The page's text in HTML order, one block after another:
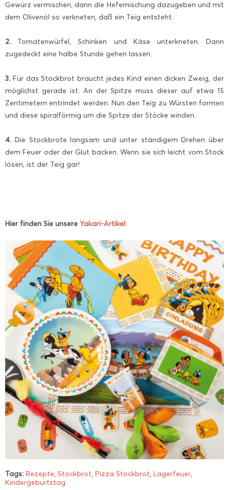
Gewürz vermischen, dann die Hefemischung dazugeben und mit
dem Olivenöl so verkneten, daß ein Teig entsteht.
2. Tomatenwürfel, Schinken und Käse unterkneten. Dann
zugedeckt eine halbe Stunde gehen lassen.
3. Für das Stockbrot braucht jedes Kind einen dicken Zweig, der
möglichst gerade ist. An der Spitze muss dieser auf etwa 15
Zentimetern entrindet werden. Nun den Teig zu Würsten formen
und diese spiralförmig um die Spitze der Stöcke winden.
4. Die Stockbrote langsam und unter ständigem Drehen über
dem Feuer oder der Glut backen. Wenn sie sich leicht vom Stock
lösen, ist der Teig gar!
Hier finden Sie unsere Yakari-Artikel:
Tags: Rezepte, Stockbrot, Pizza Stockbrot, Lagerfeuer,
Kindergeburtstag